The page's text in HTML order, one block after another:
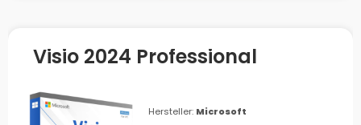
Visio 2024 Professional
Hersteller: Microsoft